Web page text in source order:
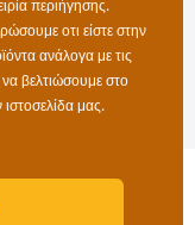
από
περιήγησης.
οτι είστε στην
ανάλογα με τις
βελτιώσουμε στο
μας.